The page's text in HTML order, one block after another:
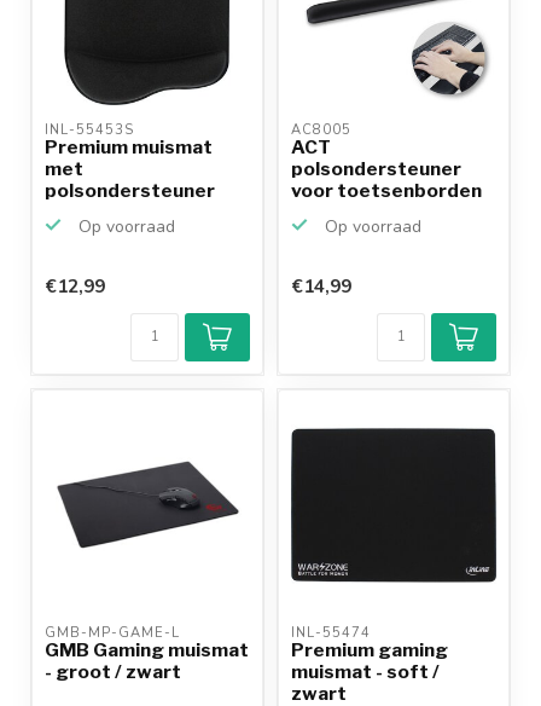
INL-55453S
Premium muismat
met
polsondersteuner
Op voorraad
€12,99
AC8005
ACT
polsondersteuner
voor toetsenborden
Op voorraad
Klantenbeoordeling
9,2/10
Achteraf
betalen mogelijk
€14,99
GMB-MP-GAME-L
GMB Gaming muismat
- groot / zwart
INL-55474
Premium gaming
muismat - soft /
zwart